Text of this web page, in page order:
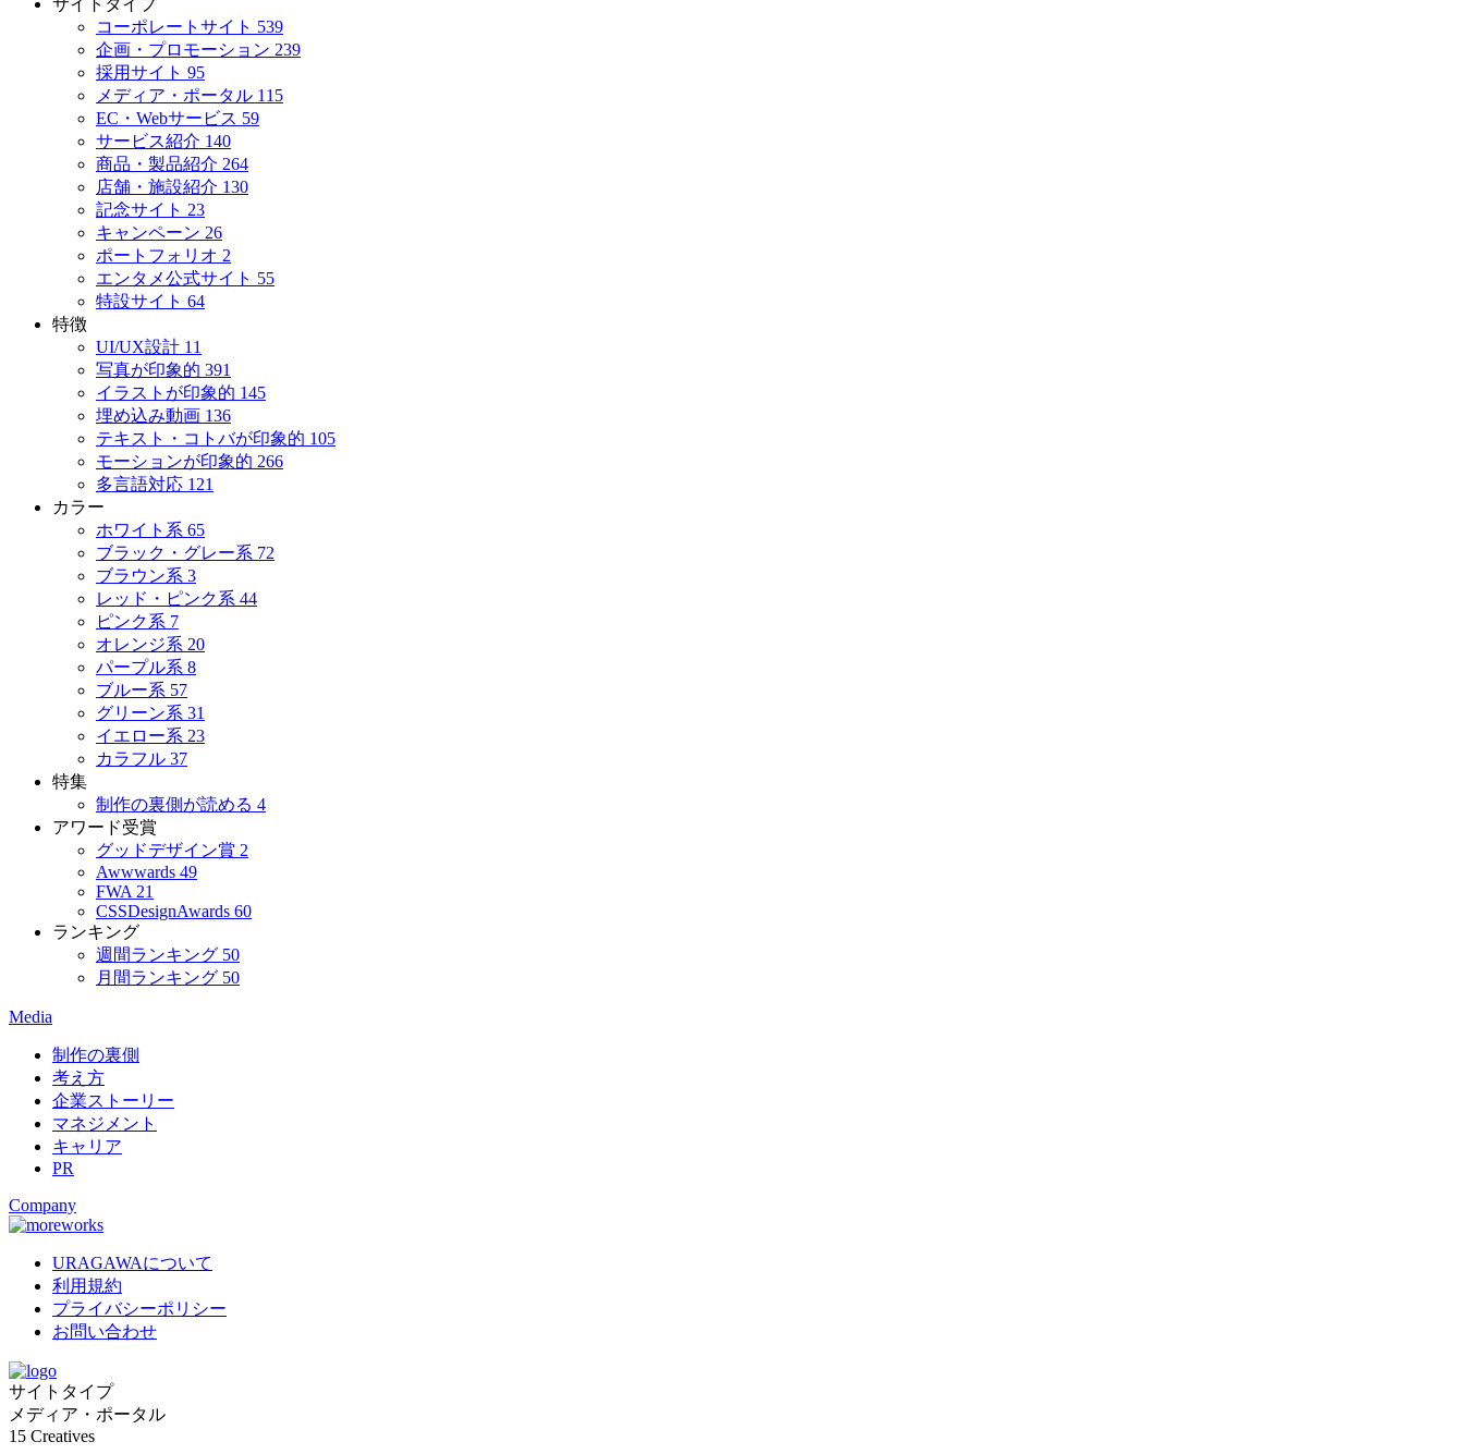
サイトタイプ
コーポレートサイト 539
企画・プロモーション 239
採用サイト 95
メディア・ポータル 115
EC・Webサービス 59
サービス紹介 140
商品・製品紹介 264
店舗・施設紹介 130
記念サイト 23
キャンペーン 26
ポートフォリオ 2
エンタメ公式サイト 55
特設サイト 64
特徴
UI/UX設計 11
写真が印象的 391
イラストが印象的 145
埋め込み動画 136
テキスト・コトバが印象的 105
モーションが印象的 266
多言語対応 121
カラー
ホワイト系 65
ブラック・グレー系 72
ブラウン系 3
レッド・ピンク系 44
ピンク系 7
オレンジ系 20
パープル系 8
ブルー系 57
グリーン系 31
イエロー系 23
カラフル 37
特集
制作の裏側が読める 4
アワード受賞
グッドデザイン賞 2
Awwwards 49
FWA 21
CSSDesignAwards 60
ランキング
週間ランキング 50
月間ランキング 50
Media
制作の裏側
考え方
企業ストーリー
マネジメント
キャリア
PR
Company
URAGAWAについて
利用規約
プライバシーポリシー
お問い合わせ
サイトタイプ
メディア・ポータル
15 Creatives